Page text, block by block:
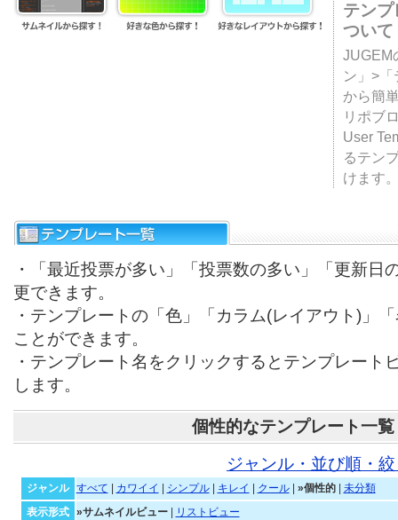
テン
ついて
JUGEM
ン」>
から簡
リポブ
User
るテン
けます
・「最近投票が多い」「投票数の多い」「更新日
更できます。
・テンプレートの「色」「カラム(レイアウト)」
ことができます。
・テンプレート名をクリックするとテンプレート
します。
個性的なテンプレート一覧
ジャンル・並び順・
ジャンル すべて カワイイ シンプル| キレイ クール| »個性的| 未分類
表示形式
»サムネイルビュー|
リストビュー